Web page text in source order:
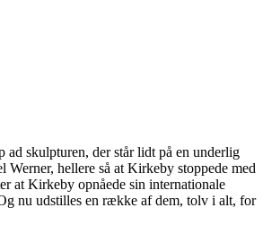
ad skulpturen, der står lidt på en underlig
hellere så at Kirkeby stoppede med
at Kirkeby opnåede sin internationale
nu udstilles en række af dem, tolv i alt, for